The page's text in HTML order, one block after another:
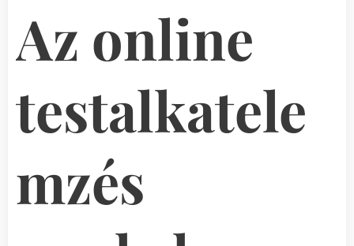
Az online
testalkatele
mzés